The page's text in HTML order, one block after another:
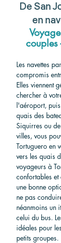
De San
en
couples
Les navettes
compromis
Elles viennent
chercher à
l'aéroport,
quais des
Siquirres ou
villes, vous
Tortuguero en
vers les quais
voyageurs à
confortables
une bonne
ne pas
néanmoins un
celui du bus.
idéales pour
petits groupes.